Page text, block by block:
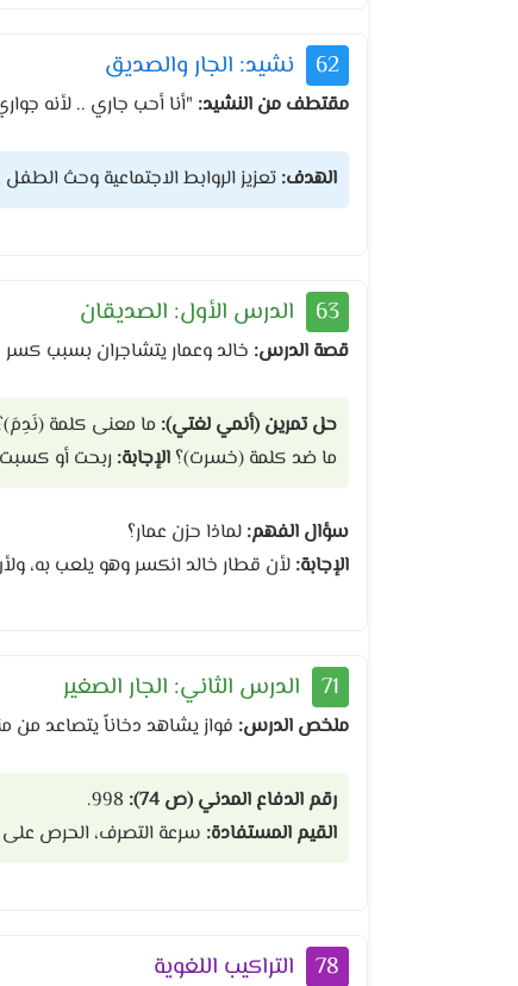
62 نشيد: الجار والصديق
مقتطف من النشيد: "أنا أحب جاري .. لأنه
الهدف: تعزيز الروابط الاجتماعية وحث
63 الدرس الأول: الصديقان
قصة الدرس: خالد وعمار يتشاجران بسبب كسر
حل تمرين (أنمي لغتي): ما معنى كلمة
ما ضد كلمة (خسرت)؟الإجابة: ربحت أو
سؤال الفهم: لماذا حزن عمار؟
الإجابة:لأن قطار خالد انكسر وهو يلعب به،
71 الدرس الثاني: الجار الصغير
ملخص الدرس: فواز يشاهد دخاناً يتصاعد من
رقم الدفاع المدني (ص 74):
القيم المستفادة: سرعة التصرف، الحرص على
78 التراكيب اللغوية